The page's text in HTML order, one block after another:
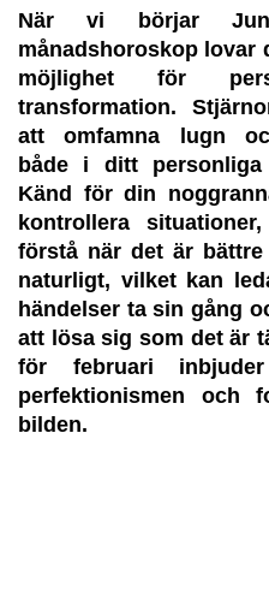
När vi börjar
månadshoroskop lovar
möjlighet för
transformation.
att omfamna lugn
både i ditt
Känd för din
kontrollera
förstå när det är
naturligt, vilket kan
händelser ta sin gång
att lösa sig som det är
för februari
perfektionismen och
bilden.